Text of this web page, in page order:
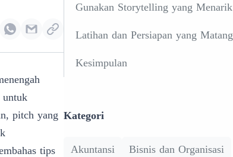
untuk
pitch yang
tips
Gunakan Storytelling yang Menarik
Latihan dan Persiapan yang Matang
Kesimpulan
Kategori
Akuntansi Bisnis dan Organisasi